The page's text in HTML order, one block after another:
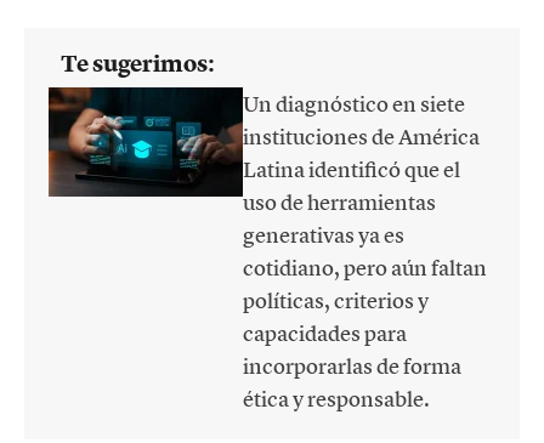
Te sugerimos:
Un diagnóstico en siete
instituciones de América
Latina identificó que el
uso de herramientas
generativas ya es
cotidiano, pero aún faltan
políticas, criterios y
capacidades para
incorporarlas de forma
ética y responsable.